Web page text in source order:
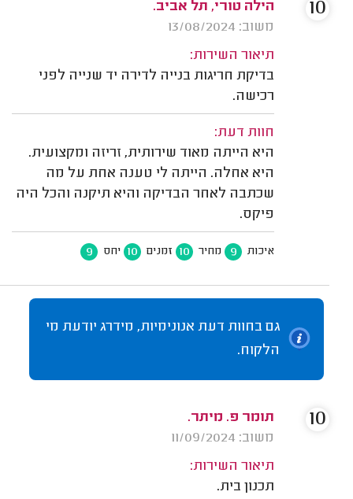
הילה טורי, תל אביב.
משוב: 13/08/2024
תיאור השירות:
בדיקת חריגות בנייה לדירה יד שנייה לפני
רכישה.
חוות דעת:
היא הייתה מאוד שירותית, זריזה ומקצועית.
היא אחלה. הייתה לי טענה אחת על מה
שכתבה לאחר הבדיקה והיא תיקנה והכל היה
פיקס.
איכות 9 מחיר 10 זמנים 10 יחס 9
10
גם בחוות דעת אנונימיות, מידרג יודעת מי
הלקוח.
תומר פ. מיתר.
משוב: 11/09/2024
תיאור השירות:
תכנון בית.
10